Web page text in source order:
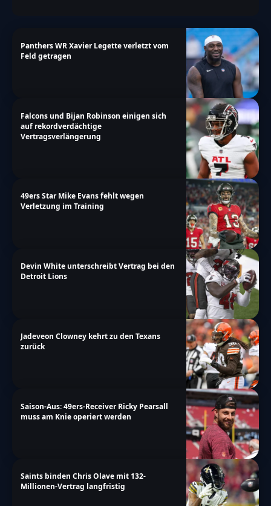
Panthers WR Xavier Legette verletzt vom
Feld getragen
Falcons und Bijan Robinson einigen sich
auf rekordverdächtige
Vertragsverlängerung
49ers Star Mike Evans fehlt wegen
Verletzung im Training
Devin White unterschreibt Vertrag bei den
Detroit Lions
Jadeveon Clowney kehrt zu den Texans
zurück
Saison-Aus: 49ers-Receiver Ricky Pearsall
muss am Knie operiert werden
Saints binden Chris Olave mit 132-
Millionen-Vertrag langfristig